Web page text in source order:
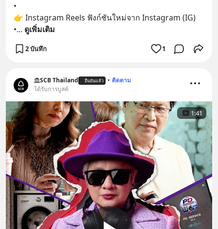
•
👉 Instagram Reels ฟังก์ชันใหม่จาก Instagram (IG)
•... ดูเพิ่มเติม
2 บันทึก 1
SCB Thailand ยืนยันแล้ว • ติดตาม
ได้รับการบูสต์
1:41